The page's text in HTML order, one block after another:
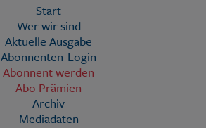
Start
Wer wir sind
Aktuelle Ausgabe
Abonnenten-Login
Abonnent werden
Abo Prämien
Archiv
Mediadaten